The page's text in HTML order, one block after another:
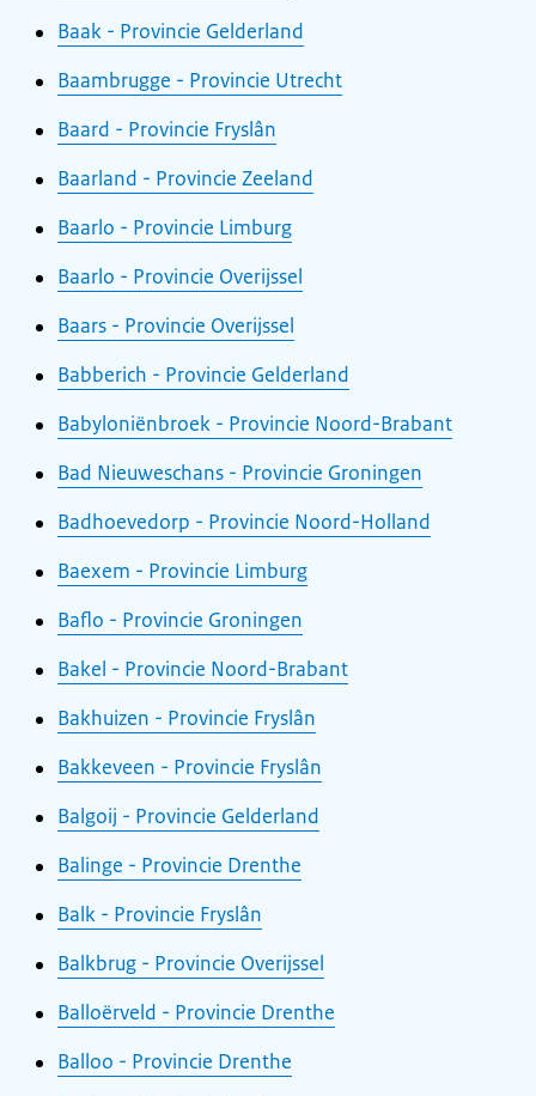
Baak - Provincie Gelderland
Baambrugge - Provincie Utrecht
Baard - Provincie Fryslân
Baarland - Provincie Zeeland
Baarlo - Provincie Limburg
Baarlo - Provincie Overijssel
Baars - Provincie Overijssel
Babberich - Provincie Gelderland
Babyloniënbroek - Provincie Noord-Brabant
Bad Nieuweschans - Provincie Groningen
Badhoevedorp - Provincie Noord-Holland
Baexem - Provincie Limburg
Baflo - Provincie Groningen
Bakel - Provincie Noord-Brabant
Bakhuizen - Provincie Fryslân
Bakkeveen - Provincie Fryslân
Balgoij - Provincie Gelderland
Balinge - Provincie Drenthe
Balk - Provincie Fryslân
Balkbrug - Provincie Overijssel
Balloërveld - Provincie Drenthe
Balloo - Provincie Drenthe